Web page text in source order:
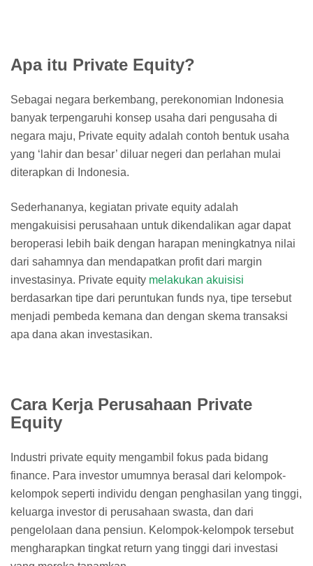
Apa itu Private Equity?
Sebagai negara berkembang, perekonomian Indonesia
banyak terpengaruhi konsep usaha dari pengusaha di
negara maju, Private equity adalah contoh bentuk usaha
yang ‘lahir dan besar’ diluar negeri dan perlahan mulai
diterapkan di Indonesia.
Sederhananya, kegiatan private equity adalah
mengakuisisi perusahaan untuk dikendalikan agar dapat
beroperasi lebih baik dengan harapan meningkatnya nilai
dari sahamnya dan mendapatkan profit dari margin
investasinya. Private equity melakukan akuisisi
berdasarkan tipe dari peruntukan funds nya, tipe tersebut
menjadi pembeda kemana dan dengan skema transaksi
apa dana akan investasikan.
Cara Kerja Perusahaan Private
Equity
Industri private equity mengambil fokus pada bidang
finance. Para investor umumnya berasal dari kelompok-
kelompok seperti individu dengan penghasilan yang tinggi,
keluarga investor di perusahaan swasta, dan dari
pengelolaan dana pensiun. Kelompok-kelompok tersebut
mengharapkan tingkat return yang tinggi dari investasi